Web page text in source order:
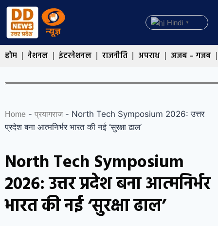
Hindi ▼
होम नेशनल इंटरनेशनल राजनीति अपराध अजब – गजब
Home - प्रयागराज- North Tech Symposium 2026: उत्तर
प्रदेश बना आत्मनिर्भर भारत की नई ‘सुरक्षा ढाल’
North Tech Symposium
2026: उत्तर प्रदेश बना आत्मनिर्भर
भारत की नई ‘सुरक्षा ढाल’